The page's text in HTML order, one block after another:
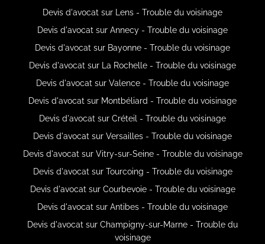
Devis d'avocat sur Lens - Trouble du voisinage
Devis d'avocat sur Annecy - Trouble du voisinage
Devis d'avocat sur Bayonne - Trouble du voisinage
Devis d'avocat sur La Rochelle - Trouble du voisinage
Devis d'avocat sur Valence - Trouble du voisinage
Devis d'avocat sur Montbéliard - Trouble du voisinage
Devis d'avocat sur Créteil - Trouble du voisinage
Devis d'avocat sur Versailles - Trouble du voisinage
Devis d'avocat sur Vitry-sur-Seine - Trouble du voisinage
Devis d'avocat sur Tourcoing - Trouble du voisinage
Devis d'avocat sur Courbevoie - Trouble du voisinage
Devis d'avocat sur Antibes - Trouble du voisinage
Devis d'avocat sur Champigny-sur-Marne - Trouble du
voisinage